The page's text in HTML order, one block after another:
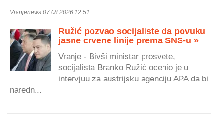
Vranjenews 07.08.2026 12:51
Ružić pozvao socijaliste da povuku
jasne crvene linije prema SNS-u »
Vranje - Bivši ministar prosvete,
socijalista Branko Ružić ocenio je u
intervjuu za austrijsku agenciju APA da bi
naredn...